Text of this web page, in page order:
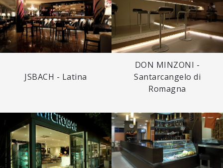
JSBACH - Latina
DON MINZONI -
Santarcangelo di
Romagna